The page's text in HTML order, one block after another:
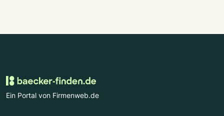
Ein Portal von Firmenweb.de